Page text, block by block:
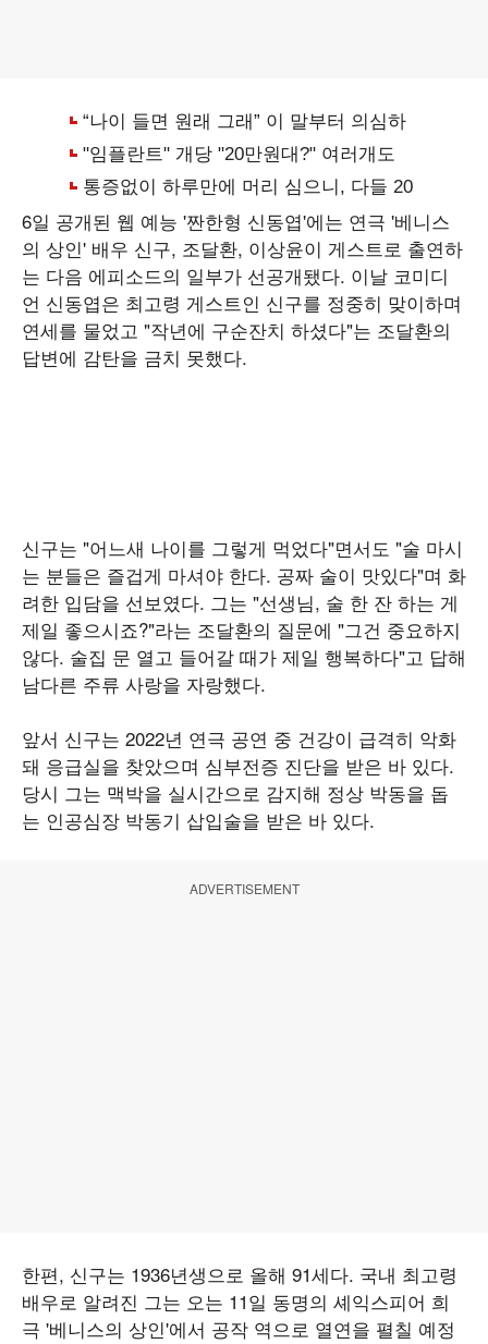
6일 공개된 웹 예능 '짠한형 신동엽'에는 연극 '베니스
의 상인' 배우 신구, 조달환, 이상윤이 게스트로 출연하
는 다음 에피소드의 일부가 선공개됐다. 이날 코미디
언 신동엽은 최고령 게스트인 신구를 정중히 맞이하며
연세를 물었고 "작년에 구순잔치 하셨다"는 조달환의
답변에 감탄을 금치 못했다.
신구는 "어느새 나이를 그렇게 먹었다"면서도 "술 마시
는 분들은 즐겁게 마셔야 한다. 공짜 술이 맛있다"며 화
려한 입담을 선보였다. 그는 "선생님, 술 한 잔 하는 게
제일 좋으시죠?"라는 조달환의 질문에 "그건 중요하지
않다. 술집 문 열고 들어갈 때가 제일 행복하다"고 답해
남다른 주류 사랑을 자랑했다.
앞서 신구는 2022년 연극 공연 중 건강이 급격히 악화
돼 응급실을 찾았으며 심부전증 진단을 받은 바 있다.
당시 그는 맥박을 실시간으로 감지해 정상 박동을 돕
는 인공심장 박동기 삽입술을 받은 바 있다.
ADVERTISEMENT
한편, 신구는 1936년생으로 올해 91세다. 국내 최고령
배우로 알려진 그는 오는 11일 동명의 셰익스피어 희
극 '베니스의 상인'에서 공작 역으로 열연을 펼칠 예정